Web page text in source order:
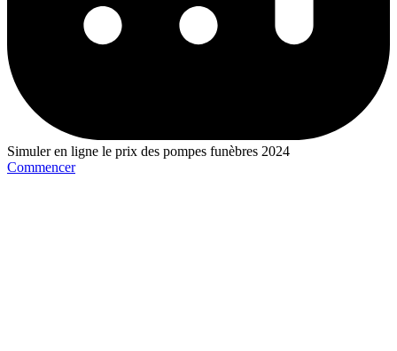
Simuler en ligne le prix des pompes funèbres 2024
Commencer